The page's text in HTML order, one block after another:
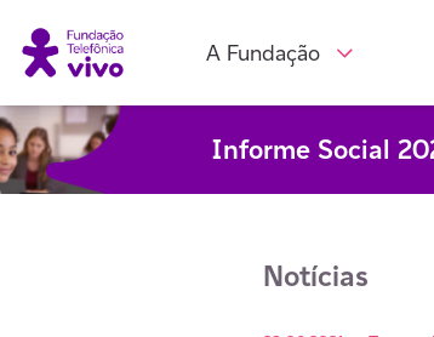
Informe Social
A Fundação
Notícias